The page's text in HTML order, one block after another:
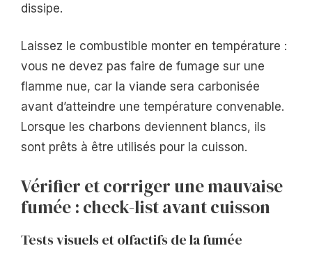
dissipe.
Laissez le combustible monter en température :
vous ne devez pas faire de fumage sur une
flamme nue, car la viande sera carbonisée
avant d’atteindre une température convenable.
Lorsque les charbons deviennent blancs, ils
sont prêts à être utilisés pour la cuisson.
Vérifier et corriger une mauvaise
fumée : check-list avant cuisson
Tests visuels et olfactifs de la fumée